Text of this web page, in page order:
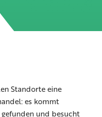
Standorte eine
es kommt
und besucht